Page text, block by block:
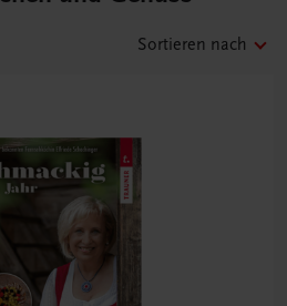
Sortieren nach